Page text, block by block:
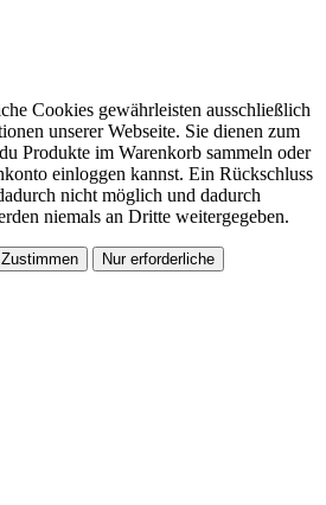
Cookies gewährleisten ausschließlich
unserer Webseite. Sie dienen zum
Produkte im Warenkorb sammeln oder
einloggen kannst. Ein Rückschluss
nicht möglich und dadurch
niemals an Dritte weitergegeben.
Zustimmen Nur erforderliche